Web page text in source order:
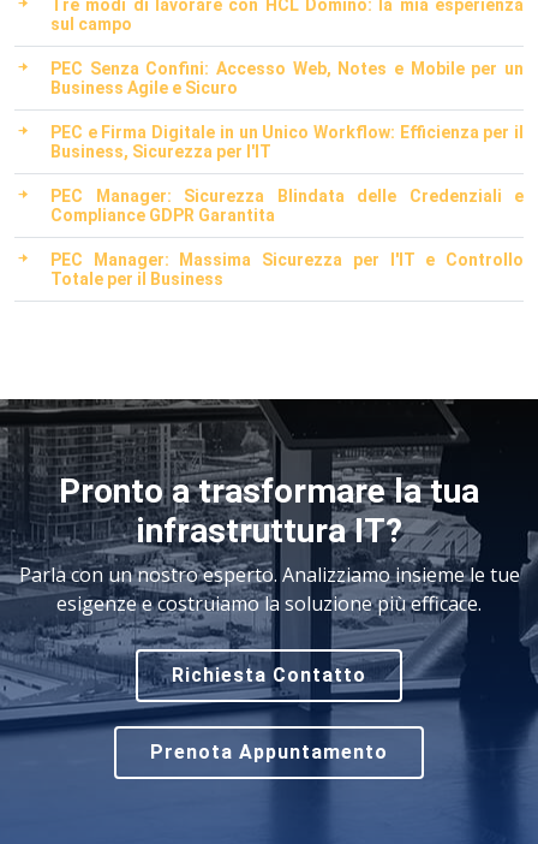
Tre modi di lavorare con HCL Domino: la mia esperienza
sul campo
PEC Senza Confini: Accesso Web, Notes e Mobile per un
Business Agile e Sicuro
PEC e Firma Digitale in un Unico Workflow: Efficienza per il
Business, Sicurezza per l'IT
PEC Manager: Sicurezza Blindata delle Credenziali e
Compliance GDPR Garantita
PEC Manager: Massima Sicurezza per l'IT e Controllo
Totale per il Business
Pronto a trasformare la tua
infrastruttura IT?
Parla con un nostro esperto. Analizziamo insieme le tue
esigenze e costruiamo la soluzione più efficace.
Richiesta Contatto
Prenota Appuntamento